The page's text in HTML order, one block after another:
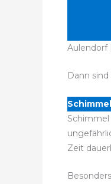
Aulendorf
Dann
Zeit